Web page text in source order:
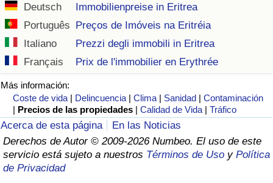
Deutsch
Immobilienpreise in Eritrea
Português Preços de Imóveis na Eritréia
Italiano
Prezzi degli immobili in Eritrea
Français
Prix de l'immobilier en Erythrée
Más información:
Coste de vida | Delincuencia |Clima | Sanidad |Contaminación
| Precios de las propiedades |Calidad de Vida |Tráfico
Acerca de esta página
En las Noticias
Derechos de Autor © 2009-2026 Numbeo. El uso de este
servicio está sujeto a nuestros Términos de Uso y Política
de Privacidad
Índice de Tráfico por País